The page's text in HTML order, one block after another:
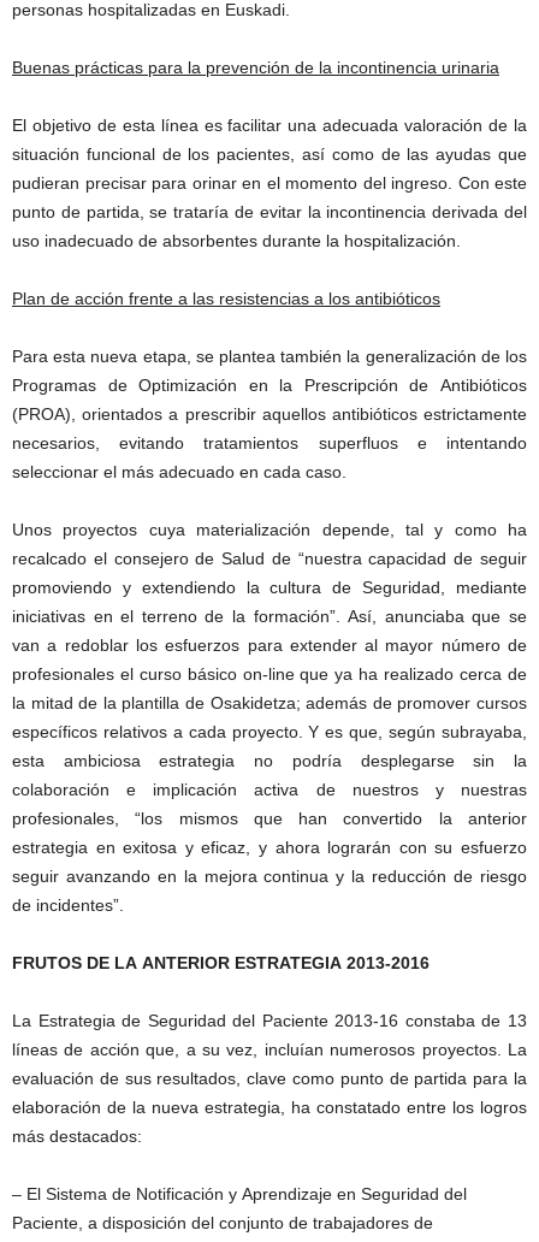
personas hospitalizadas en Euskadi.
Buenas prácticas para la prevención de la incontinencia urinaria
El objetivo de esta línea es facilitar una adecuada valoración de la
situación funcional de los pacientes, así como de las ayudas que
pudieran precisar para orinar en el momento del ingreso. Con este
punto de partida, se trataría de evitar la incontinencia derivada del
uso inadecuado de absorbentes durante la hospitalización.
Plan de acción frente a las resistencias a los antibióticos
Para esta nueva etapa, se plantea también la generalización de los
Programas de Optimización en la Prescripción de Antibióticos
(PROA), orientados a prescribir aquellos antibióticos estrictamente
necesarios, evitando tratamientos superfluos e intentando
seleccionar el más adecuado en cada caso.
Unos proyectos cuya materialización depende, tal y como ha
recalcado el consejero de Salud de “nuestra capacidad de seguir
promoviendo y extendiendo la cultura de Seguridad, mediante
iniciativas en el terreno de la formación”. Así, anunciaba que se
van a redoblar los esfuerzos para extender al mayor número de
profesionales el curso básico on-line que ya ha realizado cerca de
la mitad de la plantilla de Osakidetza; además de promover cursos
específicos relativos a cada proyecto. Y es que, según subrayaba,
esta ambiciosa estrategia no podría desplegarse sin la
colaboración e implicación activa de nuestros y nuestras
profesionales, “los mismos que han convertido la anterior
estrategia en exitosa y eficaz, y ahora lograrán con su esfuerzo
seguir avanzando en la mejora continua y la reducción de riesgo
de incidentes”.
FRUTOS DE LA ANTERIOR ESTRATEGIA 2013-2016
La Estrategia de Seguridad del Paciente 2013-16 constaba de 13
líneas de acción que, a su vez, incluían numerosos proyectos. La
evaluación de sus resultados, clave como punto de partida para la
elaboración de la nueva estrategia, ha constatado entre los logros
más destacados:
– El Sistema de Notificación y Aprendizaje en Seguridad del
Paciente, a disposición del conjunto de trabajadores de